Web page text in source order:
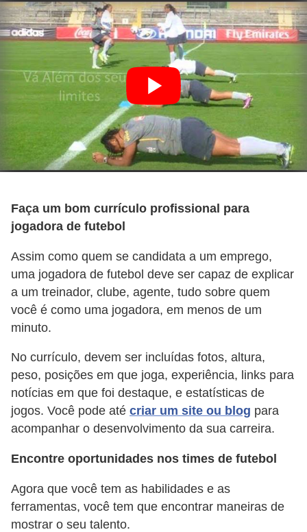
Faça um bom currículo profissional para
jogadora de futebol
Assim como quem se candidata a um emprego,
uma jogadora de futebol deve ser capaz de explicar
a um treinador, clube, agente, tudo sobre quem
você é como uma jogadora, em menos de um
minuto.
No currículo, devem ser incluídas fotos, altura,
peso, posições em que joga, experiência, links para
notícias em que foi destaque, e estatísticas de
jogos. Você pode até criar um site ou blog para
acompanhar o desenvolvimento da sua carreira.
Encontre oportunidades nos times de futebol
Agora que você tem as habilidades e as
ferramentas, você tem que encontrar maneiras de
mostrar o seu talento.
ã
o
V
í
d
o
s
T
V